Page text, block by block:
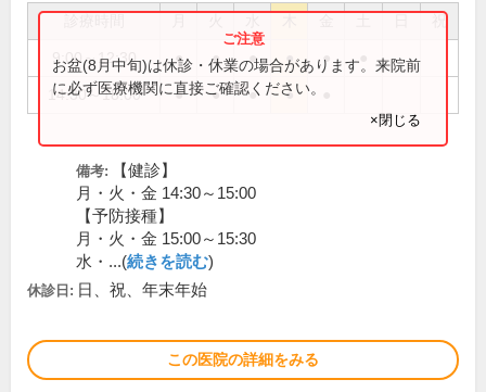
祝
9:00～12:30 ● ● ● ● ●
14:30～18:00 ● ● ● ●
お盆(8月中旬)は休診・休業の場合があります。来院前
に必ず医療機関に直接ご確認ください。
×閉じる
備考:
【健診】
月・火・金 14:30～15:00
【予防接種】
月・火・金 15:00～15:30
水・...(続きを読む)
休診日: 日、祝、年末年始
この医院の詳細をみる